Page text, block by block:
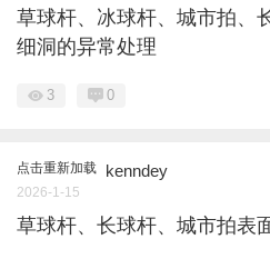
草球杆、冰球杆、城市拍、
细洞的异常处理
3 0
点击重新加载 kenndey
2026-1-15
草球杆、长球杆、城市拍表